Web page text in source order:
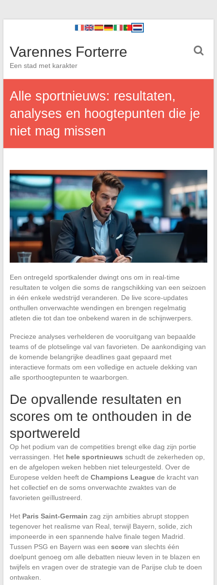
Varennes Forterre
Een stad met karakter
Alle sportnieuws: resultaten,
analyses en hoogtepunten die je
niet mag missen
Een ontregeld sportkalender dwingt ons om in real-time
resultaten te volgen die soms de rangschikking van een seizoen
in één enkele wedstrijd veranderen. De live score-updates
onthullen onverwachte wendingen en brengen regelmatig
atleten die tot dan toe onbekend waren in de schijnwerpers.
Precieze analyses verhelderen de vooruitgang van bepaalde
teams of de plotselinge val van favorieten. De aankondiging van
de komende belangrijke deadlines gaat gepaard met
interactieve formats om een volledige en actuele dekking van
alle sporthoogtepunten te waarborgen.
De opvallende resultaten en
scores om te onthouden in de
sportwereld
Op het podium van de competities brengt elke dag zijn portie
verrassingen. Het hele sportnieuws schudt de zekerheden op,
en de afgelopen weken hebben niet teleurgesteld. Over de
Europese velden heeft de Champions Leaguede kracht van
het collectief en de soms onverwachte zwaktes van de
favorieten geïllustreerd.
Het Paris Saint-Germain zag zijn ambities abrupt stoppen
tegenover het realisme van Real, terwijl Bayern, solide, zich
imponeerde in een spannende halve finale tegen Madrid.
Tussen PSG en Bayern was een scorevan slechts één
doelpunt genoeg om alle debatten nieuw leven in te blazen en
twijfels en vragen over de strategie van de Parijse club te doen
ontwaken.